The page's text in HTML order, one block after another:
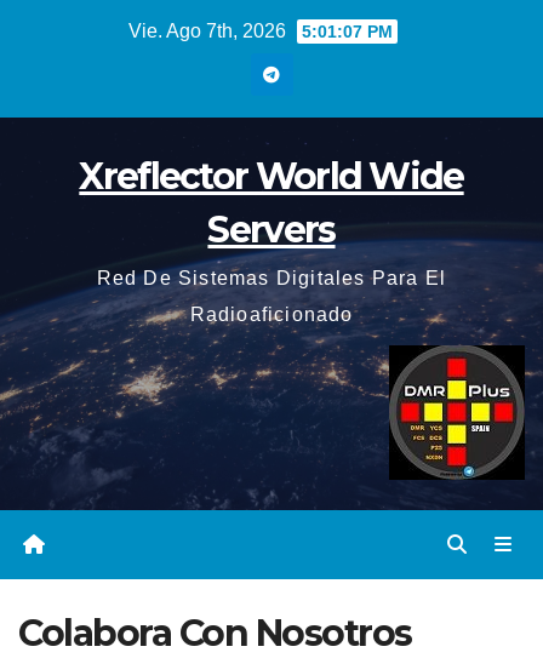
Vie. Ago 7th, 2026 5:01:08 PM
Xreflector World Wide
Servers
Red De Sistemas Digitales Para El
Radioaficionado
Colabora Con Nosotros